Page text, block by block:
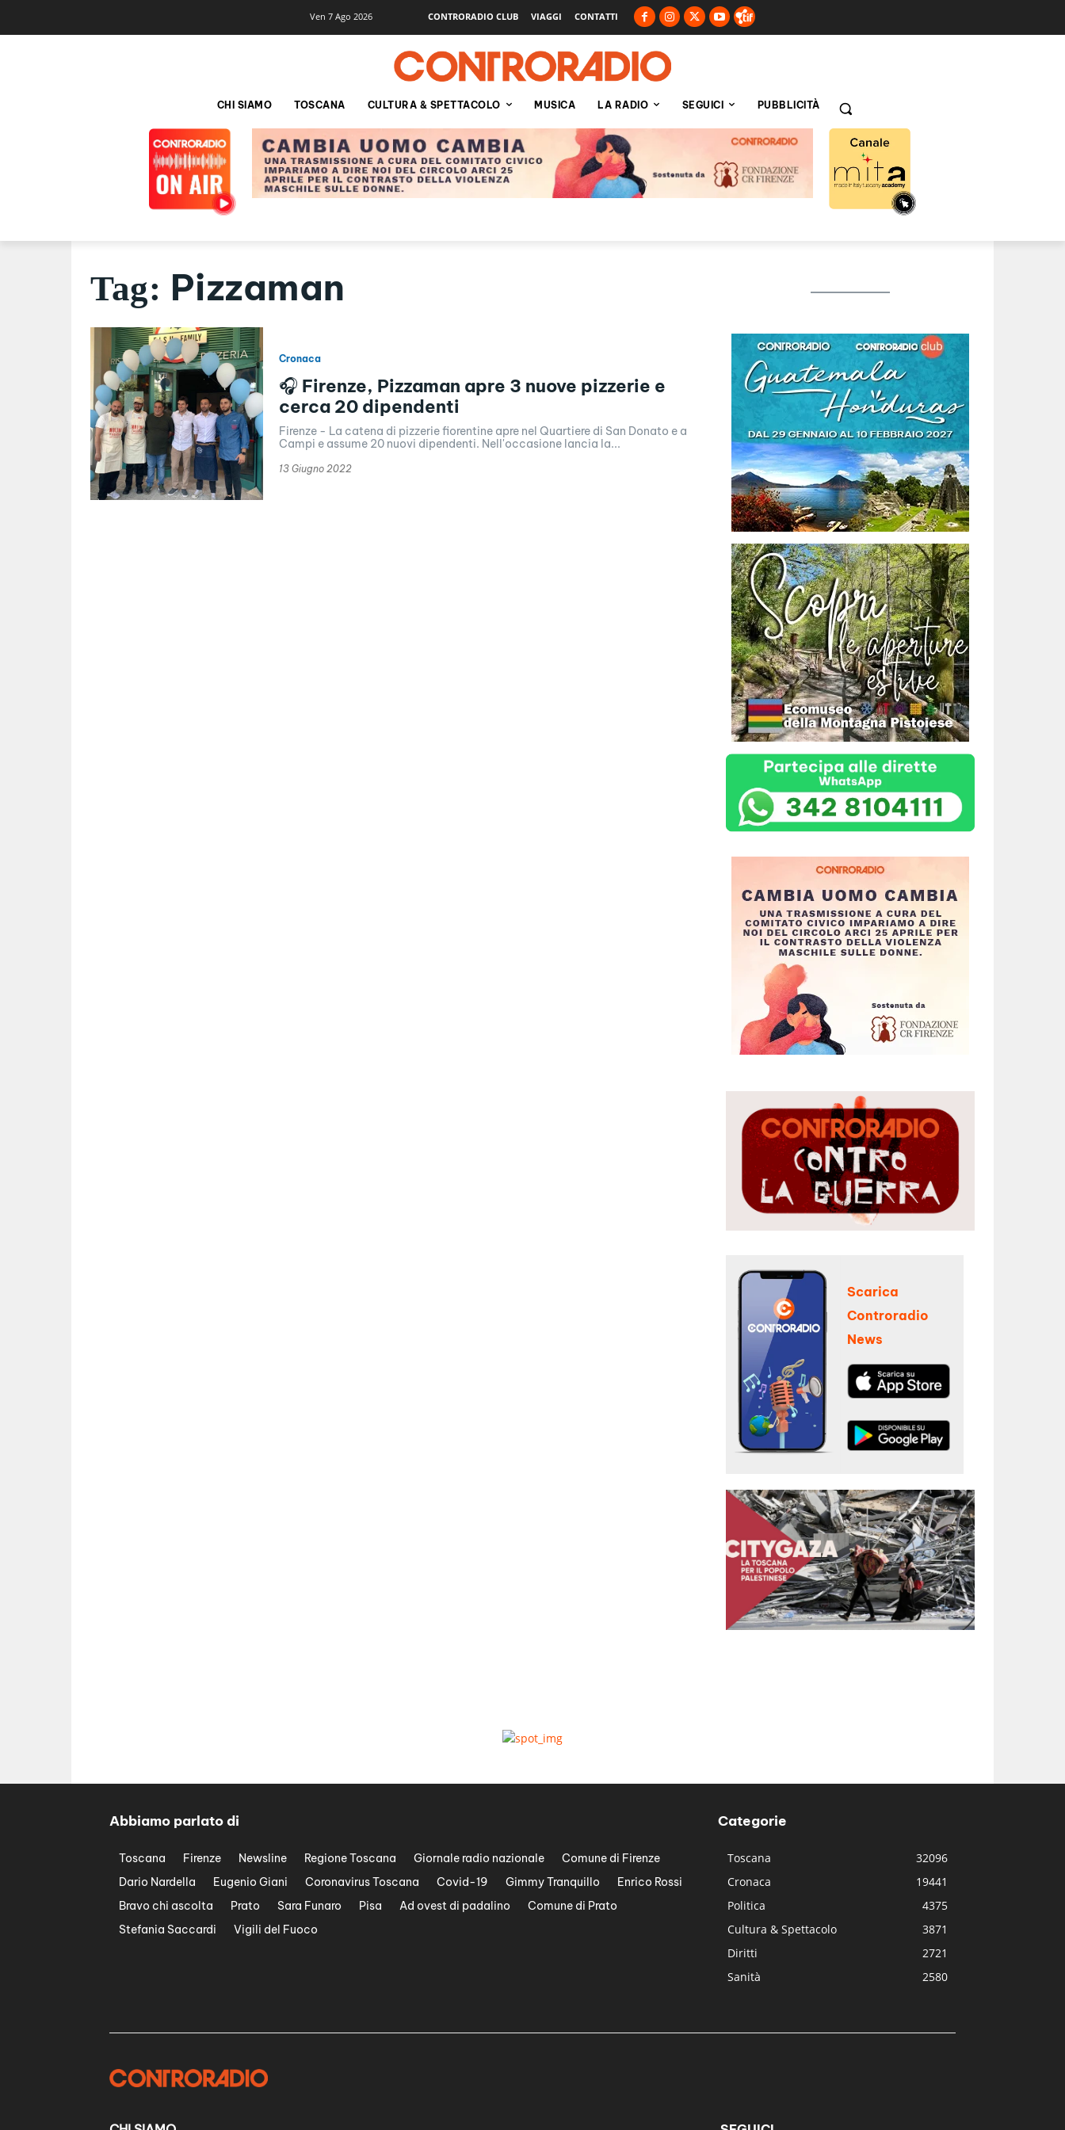
Ven 7 Ago 2026 CONTRORADIO CLUB VIAGGI CONTATTI
CHI SIAMO TOSCANA CULTURA & SPETTACOLO MUSICA LA RADIO SEGUICI PUBBLICITÀ
Tag: Pizzaman
Cronaca
🎧 Firenze, Pizzaman apre 3 nuove pizzerie e
cerca 20 dipendenti
Firenze - La catena di pizzerie fiorentine apre nel Quartiere di San Donato e a
Campi e assume 20 nuovi dipendenti. Nell'occasione lancia la...
13 Giugno 2022
Scarica
Controradio
News
Abbiamo parlato di
Toscana Firenze Newsline Regione Toscana Giornale radio nazionale
Comune di Firenze
Dario Nardella
Eugenio Giani Coronavirus Toscana Covid-19 Gimmy Tranquillo
Enrico Rossi
Bravo chi ascolta
Prato Sara Funaro Pisa Ad ovest di padalino
Comune di Prato
Stefania Saccardi
Vigili del Fuoco
Categorie
Toscana
32096
Cronaca
19441
Politica
4375
Cultura & Spettacolo
3871
Diritti
2721
Sanità
2580